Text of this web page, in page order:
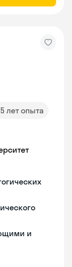
лет опыта
и